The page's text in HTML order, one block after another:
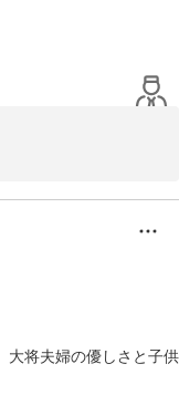
大将夫婦の優しさと子供